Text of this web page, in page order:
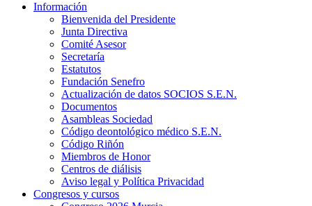
Información
Bienvenida del Presidente
Junta Directiva
Comité Asesor
Secretaría
Estatutos
Fundación Senefro
Actualización de datos SOCIOS S.E.N.
Documentos
Asambleas Sociedad
Código deontológico médico S.E.N.
Código Riñón
Miembros de Honor
Centros de diálisis
Aviso legal y Política Privacidad
Congresos y cursos